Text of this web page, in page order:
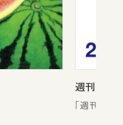
週刊新潮
「週刊新潮